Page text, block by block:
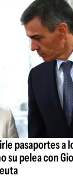
pasaportes a
su pelea con